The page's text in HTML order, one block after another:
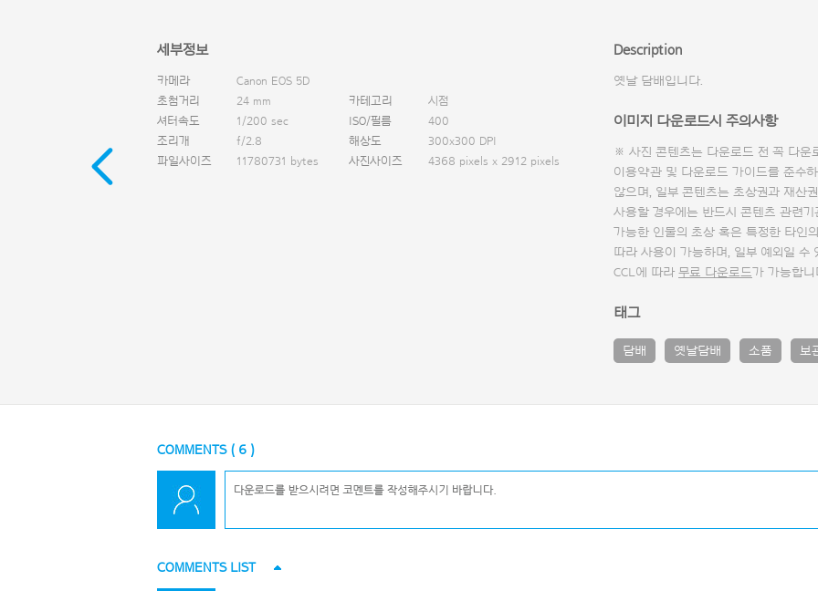
세부정보
카메라
Canon EOS 5D
초첨거리
24 mm 카테고리
시점
셔터속도
1/200 sec ISO/필름
400
조리개
f/2.8 해상도
300x300 DPI
파일사이즈
11780731 bytes 사진사이즈 4368 pixels x 2912 pixels
Description
옛날 담배입니다.
이미지 다운로드시 주의사항
※ 사진 콘텐츠는 다운로드 전 꼭 다운
이용약관 및 다운로드 가이드를 준수
않으며, 일부 콘텐츠는 초상권과 재산
사용할 경우에는 반드시 콘텐츠 관련
가능한 인물의 초상 혹은 특정한 타인
따라 사용이 가능하며, 일부 예외일
CCL에 따라 무료 다운로드가 가능합니
태그
담배 옛날담배 소품 보
COMMENTS ( 6 )
COMMENTS LIST